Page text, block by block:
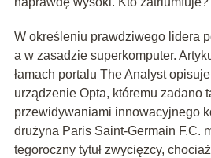
W określeniu prawdziwego lidera
a w zasadzie superkomputer.
łamach portalu The Analyst
urządzenie Opta, któremu zadano
przewidywaniami innowacyjnego
drużyna Paris Saint-Germain F.C.
tegoroczny tytuł zwycięzcy,